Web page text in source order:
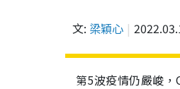
文: 梁穎心
第5波疫情仍嚴峻